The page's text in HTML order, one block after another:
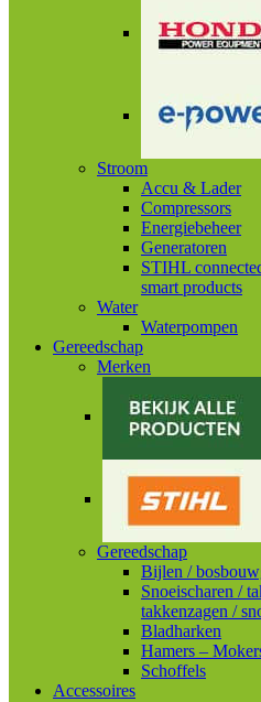
Stroom
Accu & Lader
Compressors
Energiebeheer
Generatoren
STIHL
smart products
Water
Waterpompen
Gereedschap
Merken
Gereedschap
Bijlen /
Snoeischaren /
takkenzagen /
Bladharken
Hamers –
Schoffels
Accessoires